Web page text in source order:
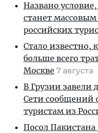
Названо
станет
российских
Стало известно,
больше всего
Москве 7 августа
В Грузии завели
Сети сообщений
туристам из
Посол Пакистана